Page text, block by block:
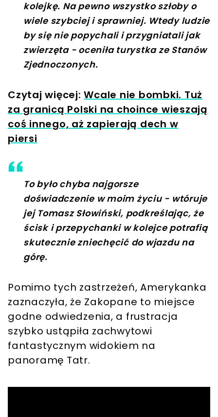
kolejkę. Na pewno wszystko szłoby o
wiele szybciej i sprawniej. Wtedy ludzie
by się nie popychali i przygniatali jak
zwierzęta - oceniła turystka ze Stanów
Zjednoczonych.
Czytaj więcej:Wcale nie bombki. Tuż
za granicą Polski na choince wieszają
coś innego, aż zapierają dech w
piersi
To było chyba najgorsze
doświadczenie w moim życiu - wtóruje
jej Tomasz Słowiński, podkreślając, że
ścisk i przepychanki w kolejce potrafią
skutecznie zniechęcić do wjazdu na
górę.
Pomimo tych zastrzeżeń, Amerykanka
zaznaczyła, że Zakopane to miejsce
godne odwiedzenia, a frustracja
szybko ustąpiła zachwytowi
fantastycznym widokiem na
panoramę Tatr.